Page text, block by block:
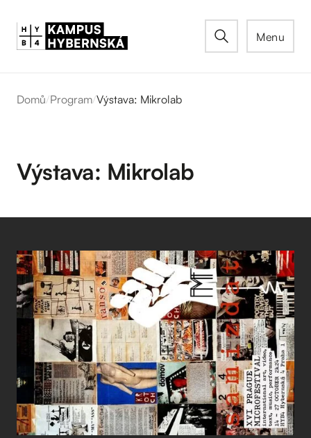
Menu
Domů/Program/Výstava: Mikrolab
Výstava: Mikrolab